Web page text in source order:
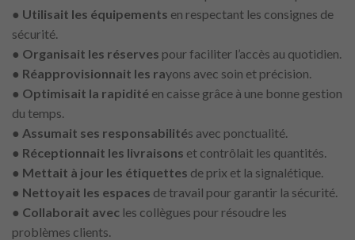
● Utilisait les équipements en respectant les consignes de
sécurité.
● Organisait les réserves pour faciliter l’accès au quotidien.
● Réapprovisionnait les rayons avec soin et précision.
● Optimisait la rapidité en caisse grâce à une bonne gestion
du temps.
● Assumait ses responsabilités avec ponctualité.
● Réceptionnait les livraisons et contrôlait les quantités.
● Mettait à jour les étiquettes de prix et la signalétique.
● Nettoyait les espaces de travail pour garantir la sécurité.
● Collaborait avec les collègues pour résoudre les
problèmes clients.